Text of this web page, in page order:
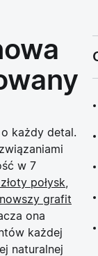
każdy detal.
w 7
połysk,
grafit
ona
każdej
naturalnej